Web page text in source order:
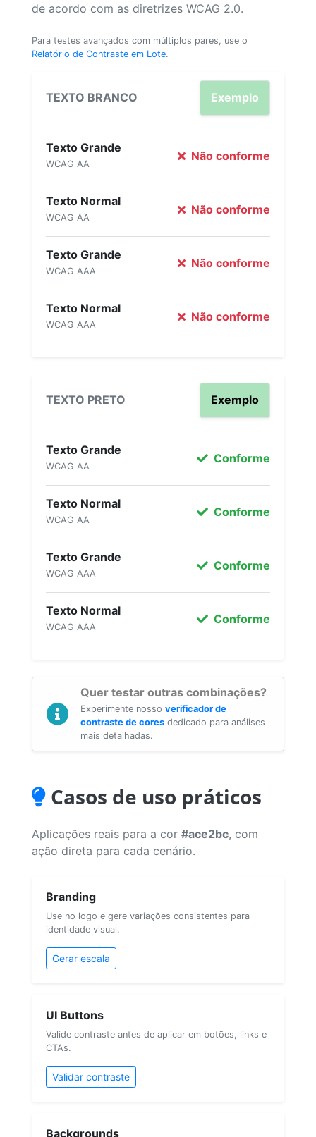
de acordo com as diretrizes WCAG 2.0.
Para testes avançados com múltiplos pares, use o
Relatório de Contraste em Lote.
TEXTO BRANCO Exemplo
Texto Grande
WCAG AA
Não conforme
Texto Normal
WCAG AA
Não conforme
Texto Grande
WCAG AAA
Não conforme
Texto Normal
WCAG AAA
Não conforme
TEXTO PRETO Exemplo
Texto Grande
WCAG AA
Conforme
Texto Normal
WCAG AA
Conforme
Texto Grande
WCAG AAA
Conforme
Texto Normal
WCAG AAA
Conforme
Quer testar outras combinações?
Experimente nosso verificador de
contraste de cores dedicado para análises
mais detalhadas.
Casos de uso práticos
Aplicações reais para a cor #ace2bc, com
ação direta para cada cenário.
Branding
Use no logo e gere variações consistentes para
identidade visual.
Gerar escala
UI Buttons
Valide contraste antes de aplicar em botões, links e
CTAs.
Validar contraste
Backgrounds